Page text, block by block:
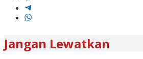
Jangan Lewatkan